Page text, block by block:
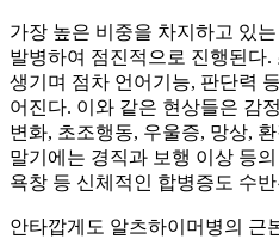
가장 높은 비중을 차지하고 있
발병하여 점진적으로 진행된다
생기며 점차 언어기능, 판단력
어진다. 이와 같은 현상들은 감
변화, 초조행동, 우울증, 망상,
말기에는 경직과 보행 이상 등
욕창 등 신체적인 합병증도 수
안타깝게도 알츠하이머병의 근